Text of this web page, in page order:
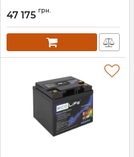
47 175 грн.